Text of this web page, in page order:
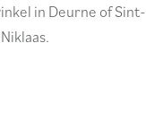
in Deurne of Sint-
Niklaas.